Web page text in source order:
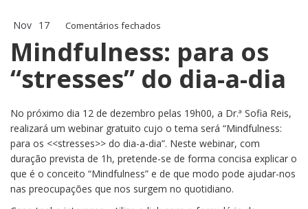
Nov 17 Comentários fechados
para
“stresses”
dia-
a-
dia
Mindfulness: para os
“stresses” do dia-a-dia
No próximo dia 12 de dezembro pelas 19h00, a Dr.ª Sofia Reis,
realizará um webinar gratuito cujo o tema será “Mindfulness:
para os <<stresses>> do dia-a-dia”. Neste webinar, com
duração prevista de 1h, pretende-se de forma concisa explicar o
que é o conceito “Mindfulness” e de que modo pode ajudar-nos
nas preocupações que nos surgem no quotidiano.